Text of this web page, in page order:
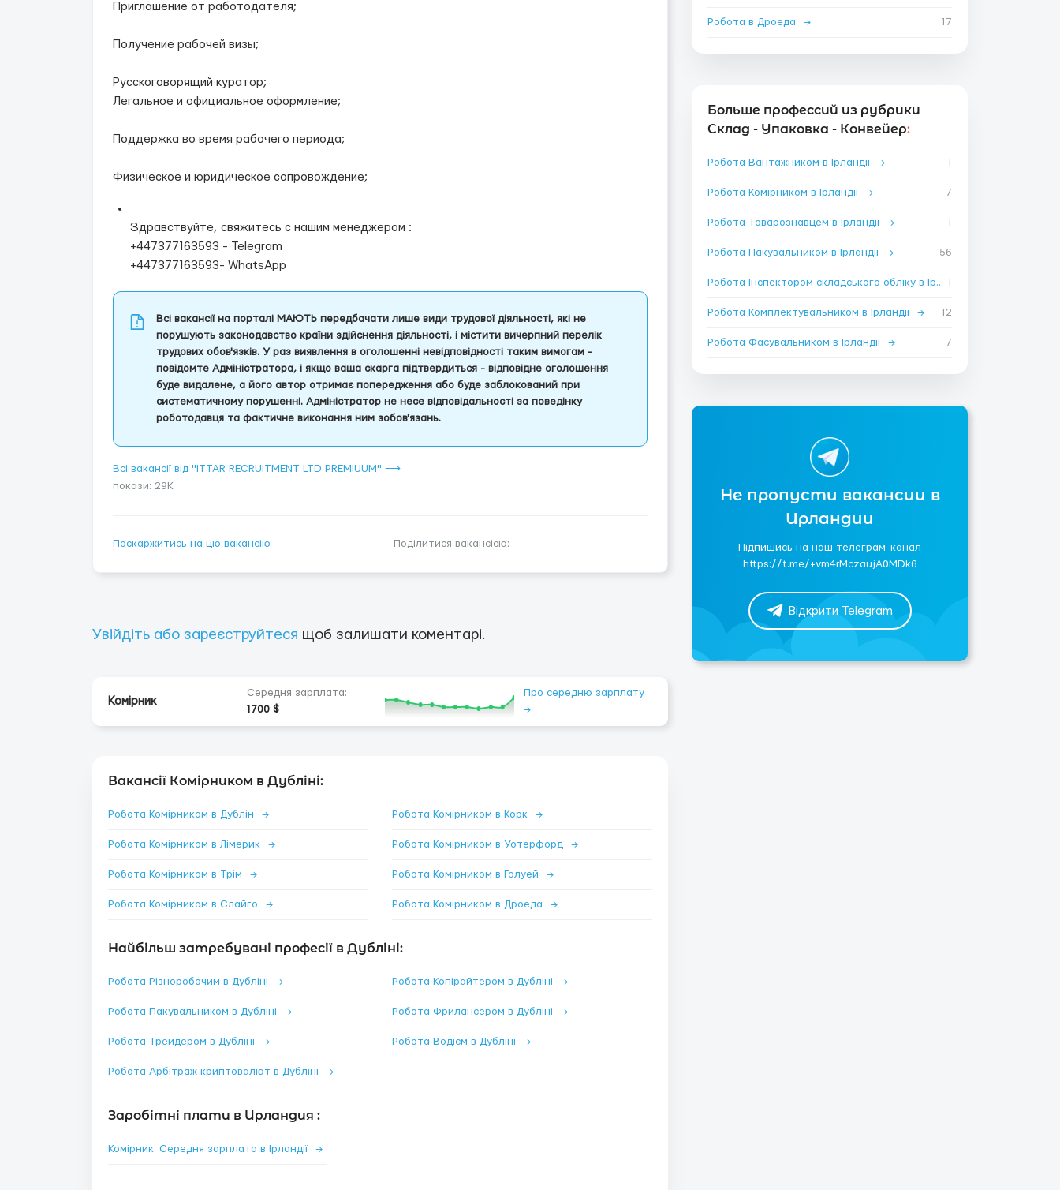
Приглашение от работодателя;
Получение рабочей визы;
Русскоговорящий куратор;
Легальное и официальное оформление;
Поддержка во время рабочего периода;
Физическое и юридическое сопровождение;
Здравствуйте, свяжитесь с нашим менеджером :
+447377163593 - Telegram
+447377163593- WhatsApp
Всі вакансії на порталі МАЮТЬ передбачати лише види трудової діяльності, які не
порушують законодавство країни здійснення діяльності, і містити вичерпний перелік
трудових обов'язків. У раз виявлення в оголошенні невідповідності таким вимогам -
повідомте Адміністратора, і якщо ваша скарга підтвердиться - відповідне оголошення
буде видалене, а його автор отримає попередження або буде заблокований при
систематичному порушенні. Адміністратор не несе відповідальності за поведінку
роботодавця та фактичне виконання ним зобов'язань.
Всі вакансії від "ITTAR RECRUITMENT LTD PREMIUUM" ⟶
покази: 29K
Поскаржитись на цю вакансію Поділитися вакансією:
Увійдіть або зареєструйтеся щоб залишати коментарі.
Комірник
Середня зарплата:
1700 $
Про середню зарплату
→
Вакансії Комірником в Дубліні:
Робота Комірником в Дублін → Робота Комірником в Корк →
Робота Комірником в Лімерик → Робота Комірником в Уотерфорд →
Робота Комірником в Трім → Робота Комірником в Голуей →
Робота Комірником в Слайго → Робота Комірником в Дроеда →
Найбільш затребувані професії в Дубліні:
Робота Різноробочим в Дубліні → Робота Копірайтером в Дубліні →
Робота Пакувальником в Дубліні → Робота Фрилансером в Дубліні →
Робота Трейдером в Дубліні → Робота Водієм в Дубліні →
Робота Арбітраж криптовалют в Дубліні →
Заробітні плати в Ирландия :
Комірник: Середня зарплата в Ірландії →
Робота в Дроеда → 17
Больше профессий из рубрики
Склад - Упаковка - Конвейер:
Робота Вантажником в Ірландії → 1
Робота Комірником в Ірландії → 7
Робота Товарознавцем в Ірландії → 1
Робота Пакувальником в Ірландії → 56
Робота Інспектором складського обліку в Ірландії 1
Робота Комплектувальником в Ірландії → 12
Робота Фасувальником в Ірландії → 7
Не пропусти вакансии в
Ирландии
Підпишись на наш телеграм-канал
https://t.me/+vm4rMczaujA0MDk6
Відкрити Telegram